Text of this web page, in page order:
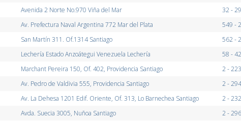
Avenida 2 Norte No.970 Viña del Mar 32 -
Av. Prefectura Naval Argentina 772 Mar del Plata 549 -
San Martín 311. Of.1314 Santiago 562 -
Lechería Estado Anzoátegui Venezuela Lechería 58 -
Marchant Pereira 150, Of. 402, Providencia Santiago 2 -
Av. Pedro de Valdivia 555, Providencia Santiago 2 -
Av. La Dehesa 1201 Edif. Oriente, Of. 313, Lo Barnechea Santiago 2 -
Avda. Suecia 3005, Nuñoa Santiago 2 -